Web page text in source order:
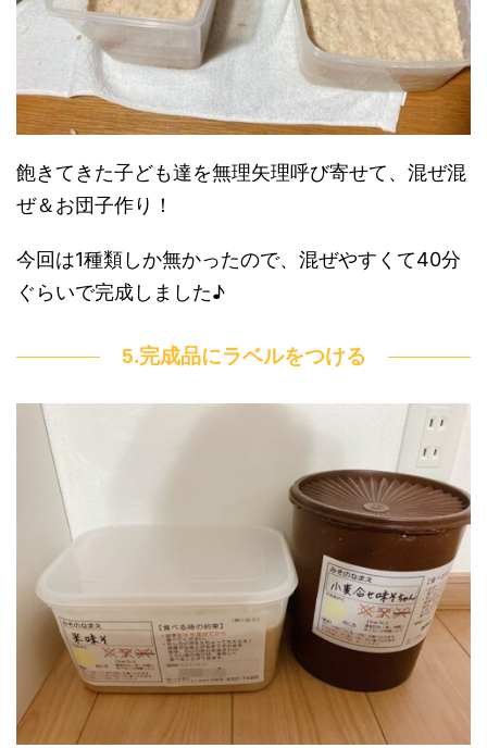
飽きてきた子ども達を無理矢理呼び寄せて、混ぜ混
ぜ＆お団子作り！
今回は1種類しか無かったので、混ぜやすくて40分
ぐらいで完成しました♪
5.完成品にラベルをつける